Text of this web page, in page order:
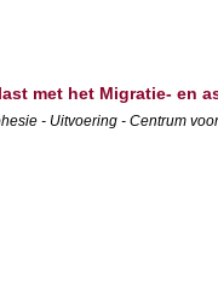
met het Migratie- en
- Uitvoering - Centrum